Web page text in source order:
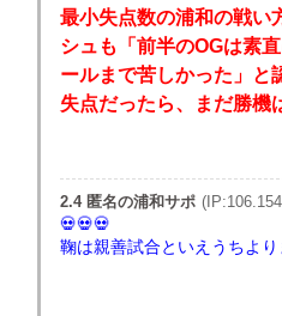
最小失点数の浦和の戦い
シュも「前半のOGは素
ールまで苦しかった」と
失点だったら、まだ勝機
2.4 匿名の浦和サポ
鞠は親善試合といえうちよ